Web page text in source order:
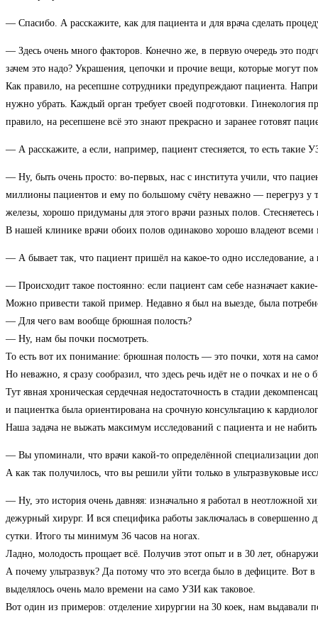
— Спасибо. А расскажите, как для пациента и для врача сделать
— Здесь очень много факторов. Конечно же, в первую очередь это
зачем это надо? Украшения, цепочки и прочие вещи, которые могут
Как правило, на ресепшне сотрудники предупреждают пациента.
нужно убрать. Каждый орган требует своей подготовки. Гинекология
правило, на ресепшене всё это знают прекрасно и заранее готовят
— А расскажите, а если, например, пациент стесняется, то есть
— Ну, быть очень просто: во-первых, нас с института учили, что
миллионы пациентов и ему по большому счёту неважно — перегруз у
железы, хорошо придуманы для этого врачи разных полов.
В нашей клинике врачи обоих полов одинаково хорошо владеют
— А бывает так, что пациент пришёл на какое-то одно исследование, а
— Происходит такое постоянно: если пациент сам себе назначает
Можно привести такой пример. Недавно я был на выезде, была
— Для чего вам вообще брюшная полость?
— Ну, нам бы почки посмотреть.
То есть вот их понимание: брюшная полость — это почки, хотя на
Но неважно, я сразу сообразил, что здесь речь идёт не о почках и не
Тут явная хроническая сердечная недостаточность в стадии
и пациентка была ориентирована на срочную консультацию к
Наша задача не выжать максимум исследований с пациента и не
— Вы упоминали, что врачи какой-то определённой специализации
А как так получилось, что вы решили уйти только в ультразвуковые
— Ну, это история очень давняя: изначально я работал в
дежурный хирург. И вся специфика работы заключалась в совершенно
сутки. Итого ты минимум 36 часов на ногах.
Ладно, молодость прощает всё. Получив этот опыт и в 30 лет,
А почему ультразвук? Да потому что это всегда было в дефиците. Вот
выделялось очень мало времени на само УЗИ как таковое.
Вот один из примеров: отделение хирургии на 30 коек, нам